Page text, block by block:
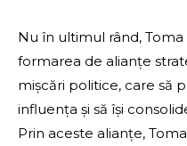
Nu în ultimul rând,
formarea de alianțe
mișcări politice, care să
influența și să își
Prin aceste alianțe,